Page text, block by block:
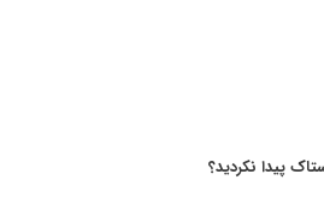
پیدا نکردید؟